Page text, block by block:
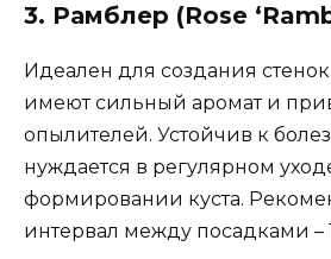
3. Рамблер (Rose
Идеален для создания
имеют сильный аромат и
опылителей. Устойчив к
нуждается в регулярном
формировании куста.
интервал между посадками –